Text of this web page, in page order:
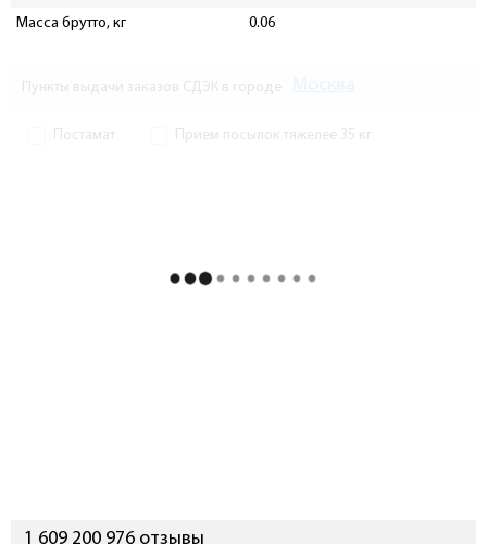
Масса брутто, кг
0.06
Пункты выдачи заказов СДЭК в городе
Постамат Прием посылок тяжелее 35 кг
1 609 200 976 отзывы